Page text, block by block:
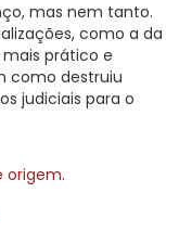
mas nem tanto.
como a da
mais prático e
como destruiu
judiciais para o
origem.